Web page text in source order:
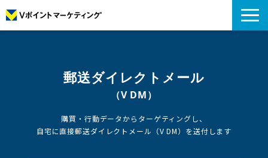
プロモーション
リサーチ
郵送ダイレクトメール
（V DM）
購買・行動データからターゲティングし、
自宅に直接郵送ダイレクトメール（V DM）を送付します